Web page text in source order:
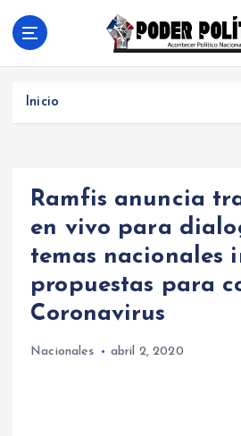
Acontecer Politico
Inicio
Ramfis anuncia
en vivo para
temas nacionales
propuestas para
Coronavirus
Nacionales abril 2, 2020